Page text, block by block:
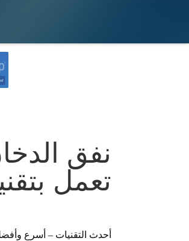
نفق
تعمل
أحدث التقنيات – أسرع